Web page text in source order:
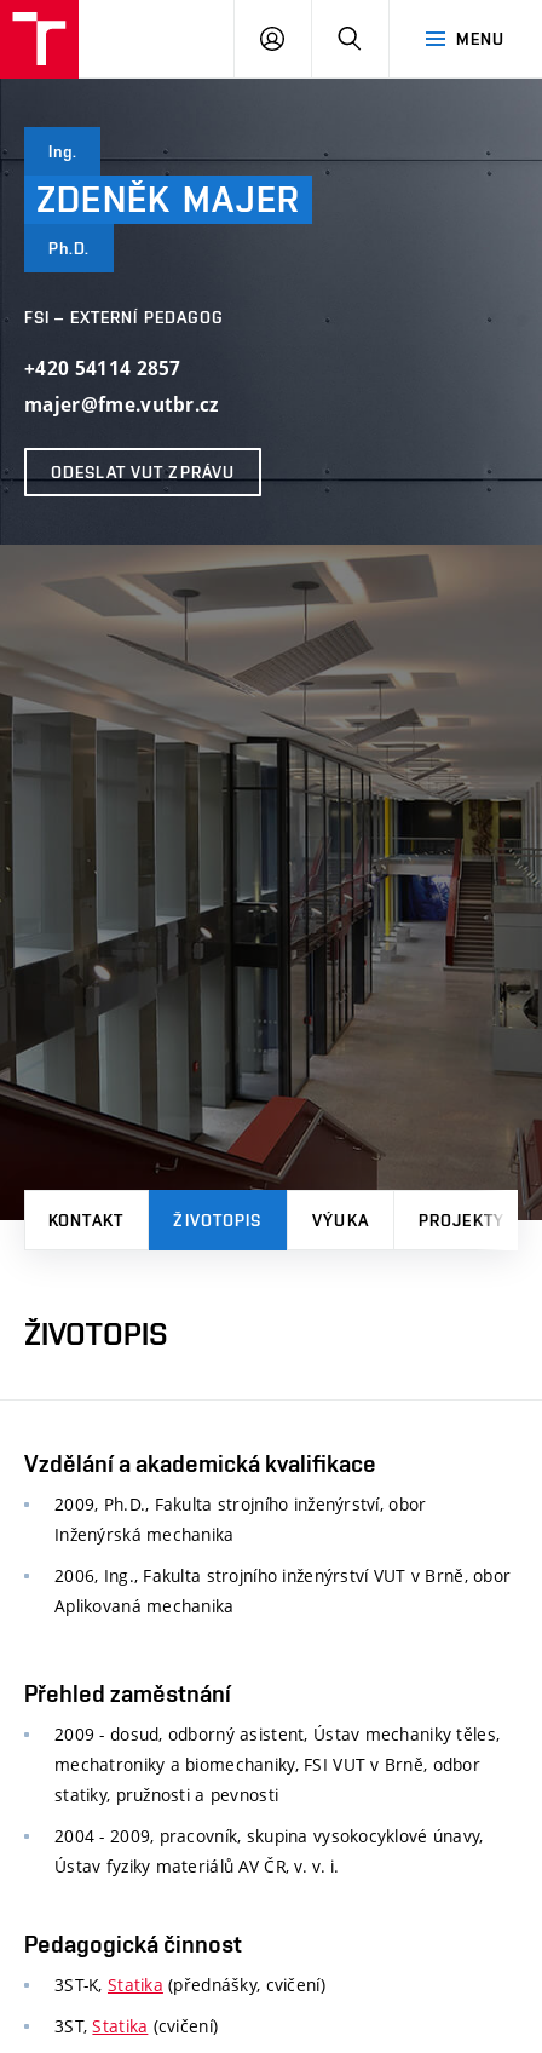
MENU
PŘIHLÁSIT
Ing.
ZDENĚK MAJER
Ph.D.
FSI – EXTERNÍ PEDAGOG
+420 54114 2857
majer@fme.vutbr.cz
ODESLAT VUT ZPRÁVU
KONTAKT ŽIVOTOPIS VÝUKA PROJEKTY
ŽIVOTOPIS
Vzdělání a akademická kvalifikace
2009, Ph.D., Fakulta strojního inženýrství, obor
Inženýrská mechanika
2006, Ing., Fakulta strojního inženýrství VUT v Brně, obor
Aplikovaná mechanika
Přehled zaměstnání
2009 - dosud, odborný asistent, Ústav mechaniky těles,
mechatroniky a biomechaniky, FSI VUT v Brně, odbor
statiky, pružnosti a pevnosti
2004 - 2009, pracovník, skupina vysokocyklové únavy,
Ústav fyziky materiálůAV ČR, v. v. i.
Pedagogická činnost
3ST-K, Statika (přednášky, cvičení)
3ST,Statika (cvičení)